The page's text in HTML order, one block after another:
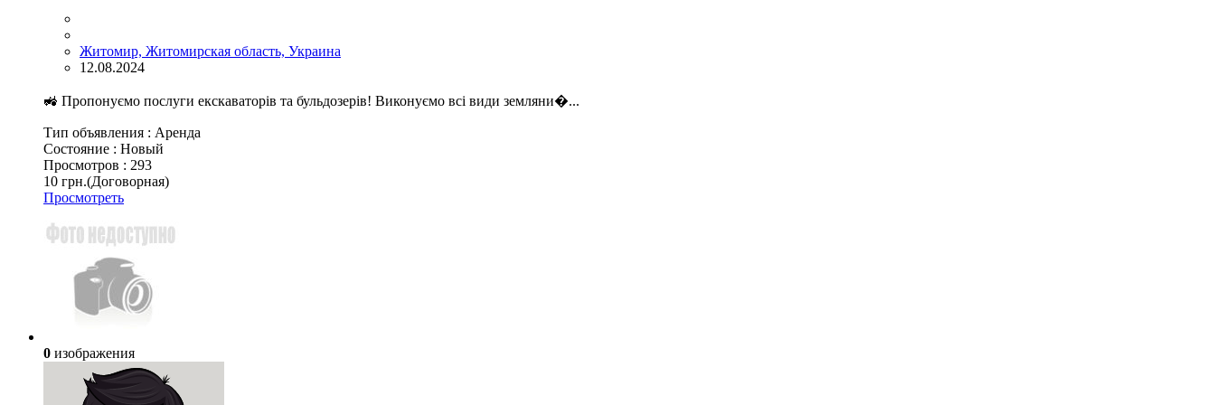
Житомир, Житомирская область, Украина
12.08.2024
🚜 Пропонуємо послуги екскаваторів та бульдозерів! Виконуємо всі види земляни�...
Тип объявления : Аренда
Состояние : Новый
Просмотров : 293
10 грн.(Договорная)
Просмотреть
0 изображения